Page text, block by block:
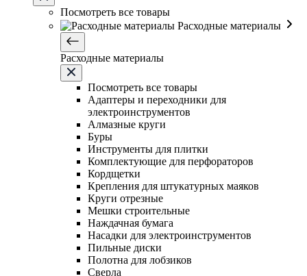
Посмотреть все товары
Расходные материалы
Расходные материалы
Посмотреть все товары
Адаптеры и переходники для
электроинструментов
Алмазные круги
Буры
Инструменты для плитки
Комплектующие для перфораторов
Кордщетки
Крепления для штукатурных маяков
Круги отрезные
Мешки строительные
Наждачная бумага
Насадки для электроинструментов
Пильные диски
Полотна для лобзиков
Сверла